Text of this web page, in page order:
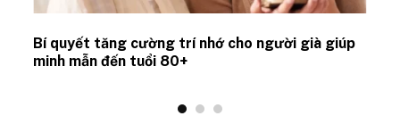
Bí quyết tăng cường trí nhớ cho người già giúp
minh mẫn đến tuổi 80+